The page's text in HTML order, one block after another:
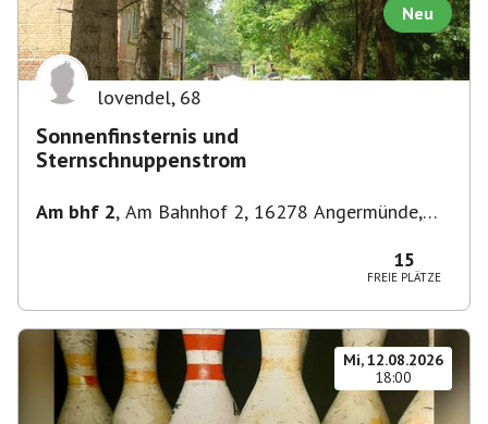
Neu
lovendel, 68
Sonnenfinsternis und
Sternschnuppenstrom
Am bhf 2, Am Bahnhof 2, 16278 Angermünde,
15
FREIE PLÄTZE
Mi, 12.08.2026
18:00